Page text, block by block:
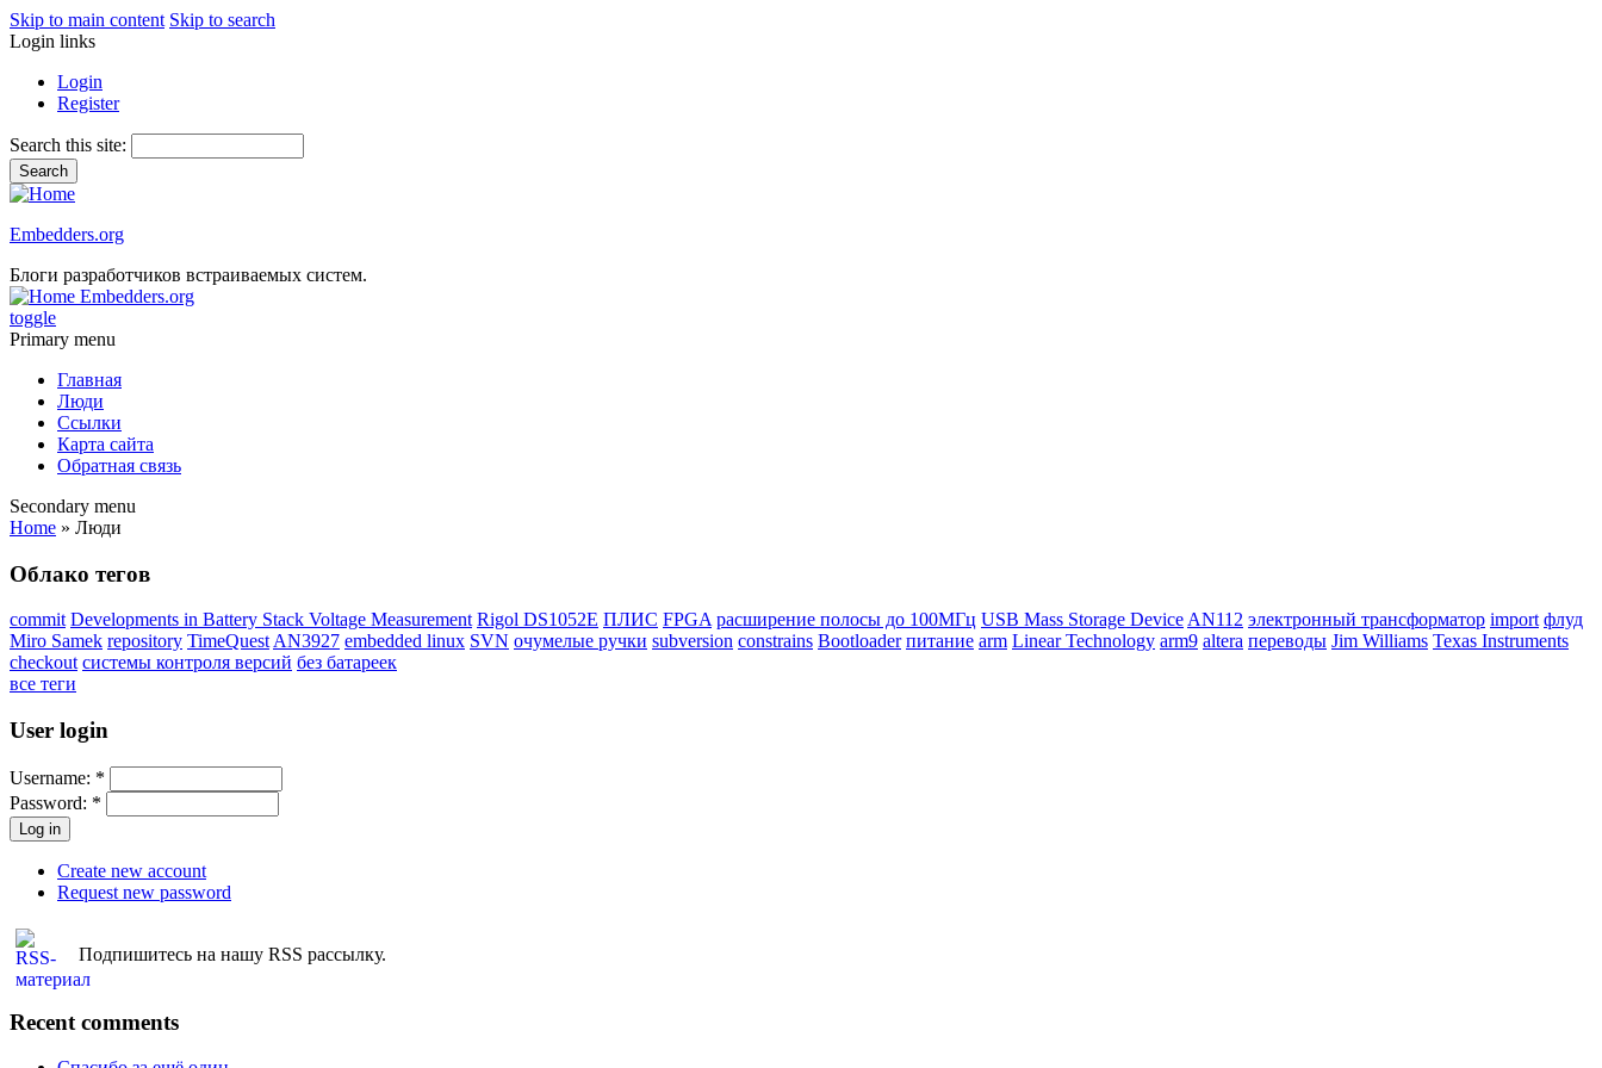
Skip to main content Skip to search
Login links
Login
Register
Search this site:
Embedders.org
Блоги разработчиков встраиваемых систем.
Embedders.org
toggle
Primary menu
Главная
Люди
Ссылки
Карта сайта
Обратная связь
Secondary menu
Home » Люди
Облако тегов
commit Developments in Battery Stack Voltage Measurement Rigol DS1052E ПЛИС FPGA расширение полосы до 100МГц USB Mass Storage DeviceAN112 электронный трансформатор import флуд
Miro Samek repository TimeQuestAN3927 embedded linux SVN очумелые ручки subversion constrains Bootloader питание arm Linear Technology arm9 altera переводы Jim Williams Texas Instruments
checkout системы контроля версий без батареек
все теги
User login
Username: *
Password: *
Create new account
Request new password
Подпишитесь на нашу RSS рассылку.
Recent comments